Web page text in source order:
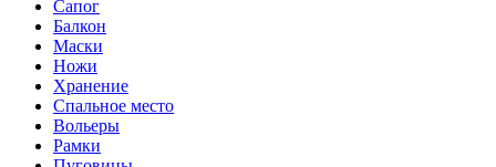
Сапог
Балкон
Маски
Ножи
Хранение
Спальное место
Вольеры
Рамки